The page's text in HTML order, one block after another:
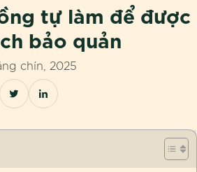
tự làm để được
bảo quản
chín, 2025